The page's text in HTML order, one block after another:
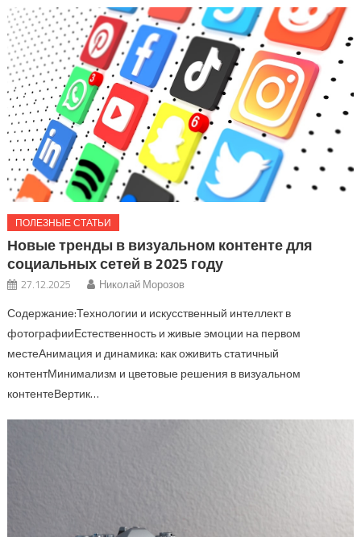
ПОЛЕЗНЫЕ СТАТЬИ
Новые тренды в визуальном контенте для
социальных сетей в 2025 году
27.12.2025 Николай Морозов
Содержание:Технологии и искусственный интеллект в
фотографииЕстественность и живые эмоции на первом
местеАнимация и динамика: как оживить статичный
контентМинимализм и цветовые решения в визуальном
контентеВертик…